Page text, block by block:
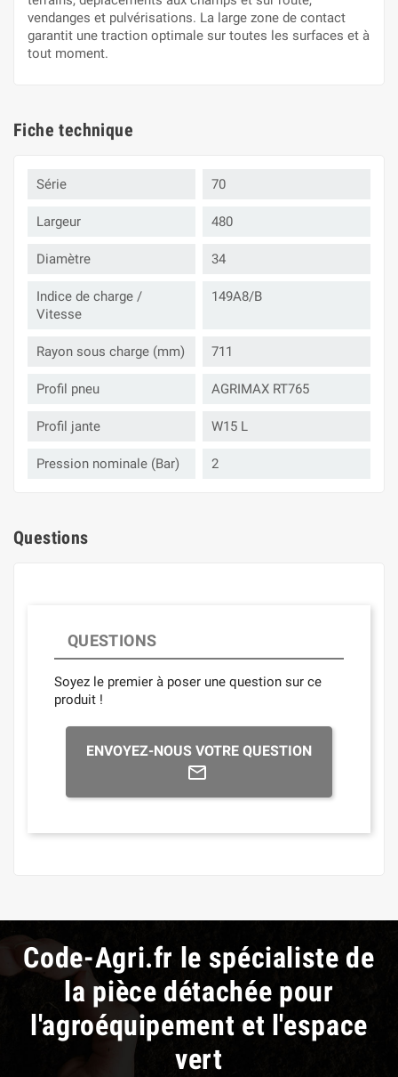
vendanges et pulvérisations. La large zone de contact
garantit une traction optimale sur toutes les surfaces et à
tout moment.
Fiche technique
Série 70
Largeur 480
Diamètre 34
Indice de charge /
Vitesse
149A8/B
Rayon sous charge (mm) 711
Profil pneu AGRIMAX RT765
Profil jante W15 L
Pression nominale (Bar) 2
Questions
QUESTIONS
Soyez le premier à poser une question sur ce
produit !
ENVOYEZ-NOUS VOTRE QUESTION
Code-Agri.fr le spécialiste de
la pièce détachée pour
l'agroéquipement et l'espace
vert